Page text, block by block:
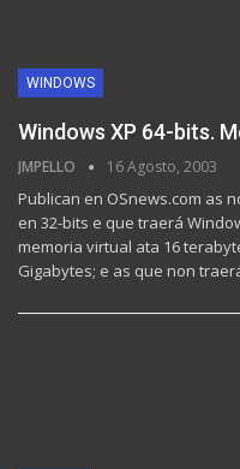
WINDOWS
Windows XP 64-bits.
JMPELLO 16 Agosto, 2003
Publican en OSnews.com as
en 32-bits e que traerá
memoria virtual ata 16
Gigabytes; e as que non